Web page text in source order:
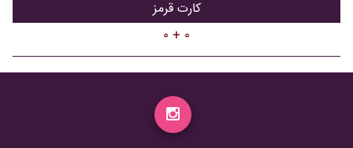
کارت قرمز
۰ + ۰